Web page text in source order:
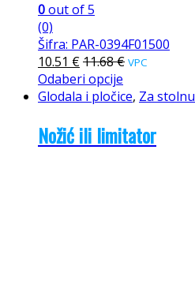
0out of 5
(0)
Šifra: PAR-0394F01500
10.51 €11.68€ VPC
Odaberi opcije
Glodala i pločice, Za
Nožić ili limitator